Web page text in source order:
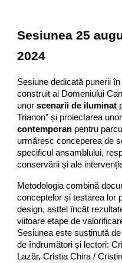
Sesiunea 25
2024
Sesiune dedicată punerii
construit al Domeniului
unorscenarii de iluminat
Trianon” și proiectarea unor
contemporan pentru
urmăresc conceperea de
specificul ansamblului,
conservării și ale
Metodologia combină
conceptelor și testarea lor
design, astfel încât
viitoare etape de
Sesiunea este susținută
de îndrumători și lectori:
Lazăr, Cristia Chira /